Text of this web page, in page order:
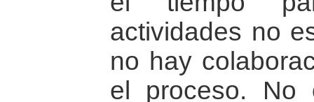
actividades no
no hay
el proceso. No